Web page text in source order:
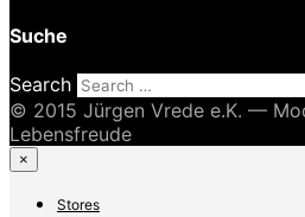
Suche
Search
© 2015 Jürgen Vrede e.K. —
Lebensfreude
×
Stores